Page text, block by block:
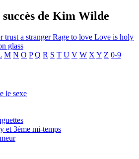
de Kim Wilde
trust a strangerRage to love Love is holy
glass
M N O P Q R S T U V W X Y Z 0-9
le sexe
et 3ème mi-temps